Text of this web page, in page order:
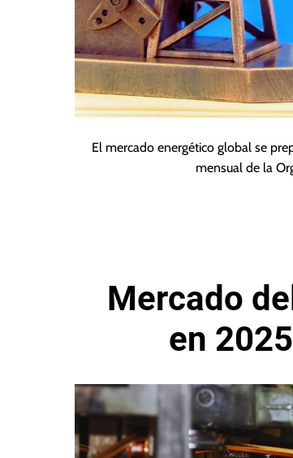
El mercado energético global se
mensual de la
Mercado
en